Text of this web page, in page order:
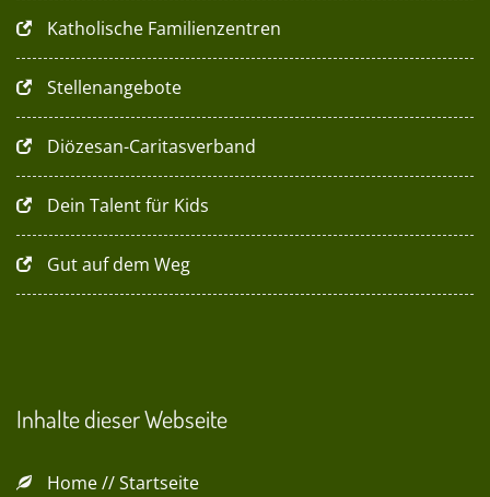
Katholische Familienzentren
Stellenangebote
Diözesan-Caritasverband
Dein Talent für Kids
Gut auf dem Weg
Inhalte dieser Webseite
Home // Startseite